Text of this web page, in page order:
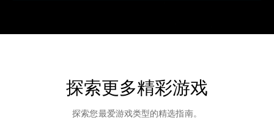
探索更多精彩游戏
探索您最爱游戏类型的精选指南。